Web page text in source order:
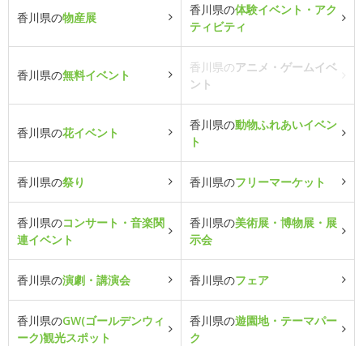
香川県の物産展
香川県の体験イベント・アク
ティビティ
香川県の無料イベント
香川県のアニメ・ゲームイベ
ント
香川県の花イベント
香川県の動物ふれあいイベン
ト
香川県の祭り 香川県のフリーマーケット
香川県のコンサート・音楽関
連イベント
香川県の美術展・博物展・展
示会
香川県の演劇・講演会 香川県のフェア
香川県のGW(ゴールデンウィ
ーク)観光スポット
香川県の遊園地・テーマパー
ク